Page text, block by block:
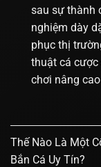
sau sự thành
nghiệm dày
phục thị
thuật cá cược
chơi nâng
Thế Nào Là Một
Bắn Cá Uy Tín?